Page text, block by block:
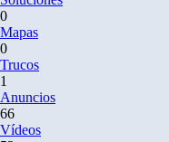
0
Mapas
0
Trucos
1
Anuncios
66
Vídeos